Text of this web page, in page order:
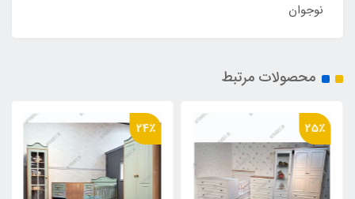
نوجوان
محصولات مرتبط
25٪ 24٪